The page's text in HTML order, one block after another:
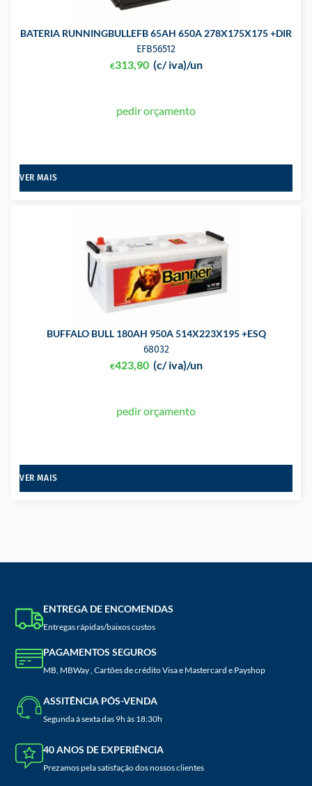
BATERIA RUNNINGBULLEFB 65AH 650A 278X175X175 +DIR
EFB56512
€313,90 (c/ iva)/un
pedir orçamento
VER MAIS
BUFFALO BULL 180AH 950A 514X223X195 +ESQ
68032
€423,80 (c/ iva)/un
pedir orçamento
VER MAIS
ENTREGA DE ENCOMENDAS
Entregas rápidas/baixos custos
PAGAMENTOS SEGUROS
MB, MBWay , Cartões de crédito Visa e Mastercard e Payshop
ASSITÊNCIA PÓS-VENDA
Segunda à sexta das 9h às 18:30h
40 ANOS DE EXPERIÊNCIA
Prezamos pela satisfação dos nossos clientes